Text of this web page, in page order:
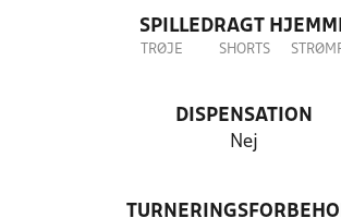
SPILLEDRAGT
TRØJE SHORTS
DISPENSATION
Nej